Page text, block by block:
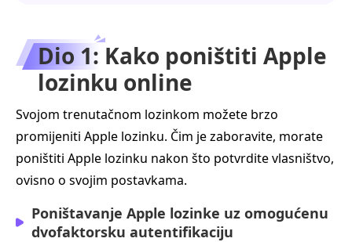
Dio 1: Kako poništiti Apple
lozinku online
Svojom trenutačnom lozinkom možete brzo
promijeniti Apple lozinku. Čim je zaboravite, morate
poništiti Apple lozinku nakon što potvrdite vlasništvo,
ovisno o svojim postavkama.
Poništavanje Apple lozinke uz omogućenu
dvofaktorsku autentifikaciju